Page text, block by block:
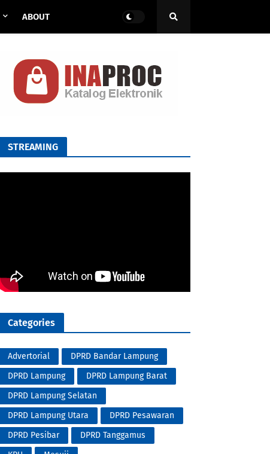
ABOUT
STREAMING
Categories
Advertorial
DPRD Bandar Lampung
DPRD Lampung
DPRD Lampung Barat
DPRD Lampung Selatan
DPRD Lampung Utara
DPRD Pesawaran
DPRD Pesibar
DPRD Tanggamus